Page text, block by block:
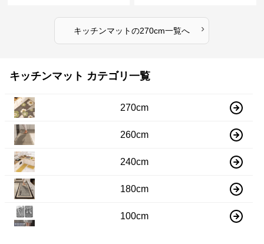
キッチンマットの270cm一覧へ ›
キッチンマット カテゴリ一覧
270cm
260cm
240cm
180cm
100cm